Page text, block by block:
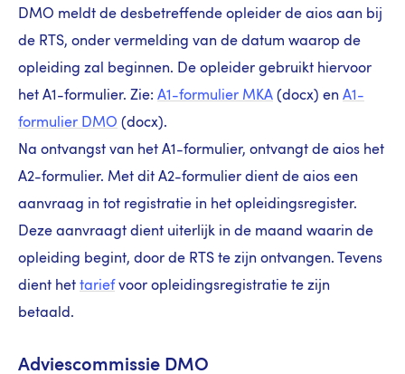
DMO meldt de desbetreffende opleider de aios aan bij
de RTS, onder vermelding van de datum waarop de
opleiding zal beginnen. De opleider gebruikt hiervoor
het A1-formulier. Zie: A1-formulier MKA (docx) en A1-
formulier DMO (docx).
Na ontvangst van het A1-formulier, ontvangt de aios het
A2-formulier. Met dit A2-formulier dient de aios een
aanvraag in tot registratie in het opleidingsregister.
Deze aanvraagt dient uiterlijk in de maand waarin de
opleiding begint, door de RTS te zijn ontvangen. Tevens
dient het tarief voor opleidingsregistratie te zijn
betaald.
Adviescommissie DMO